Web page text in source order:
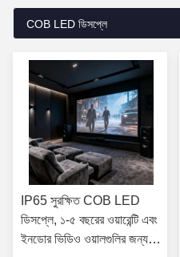
COB LED ডিসপ্লে
IP65 সুরক্ষিত COB LED
ডিসপ্লে, ১-৫ বছরের ওয়ারেন্টি এবং
ইনডোর ভিডিও ওয়ালগুলির জন্য